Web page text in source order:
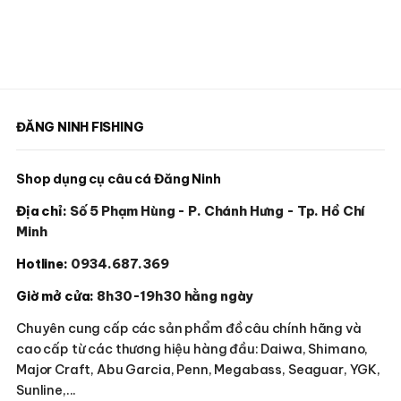
ĐĂNG NINH FISHING
Shop dụng cụ câu cá Đăng Ninh
Địa chỉ: Số 5 Phạm Hùng - P. Chánh Hưng - Tp. Hồ Chí
Minh
Hotline: 0934.687.369
Giờ mở cửa: 8h30-19h30 hằng ngày
Chuyên cung cấp các sản phẩm đồ câu chính hãng và
cao cấp từ các thương hiệu hàng đầu: Daiwa, Shimano,
Major Craft, Abu Garcia, Penn, Megabass, Seaguar, YGK,
Sunline,...